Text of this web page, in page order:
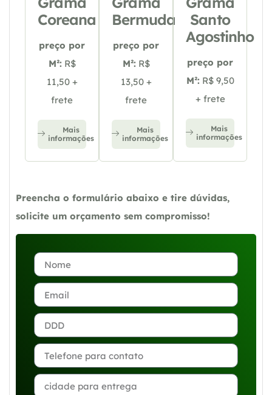
Coreana
preço por
M²: R$
11,50 +
frete
Mais
informações
Bermuda
preço por
M²: R$
13,50 +
frete
Mais
informações
Santo
Agostinho
preço por
M²: R$ 9,50
+ frete
Mais
informações
Preencha o formulário abaixo e tire dúvidas,
solicite um orçamento sem compromisso!